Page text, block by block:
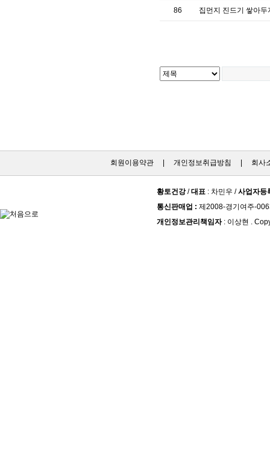
86 집먼지 진드기 쌓아
회원이용약관| 개인정보취급방침 회사
황토건강/대표 : 차민우 /사업자등
통신판매업 : 제2008-경기여주-
개인정보관리책임자: 이상현 .